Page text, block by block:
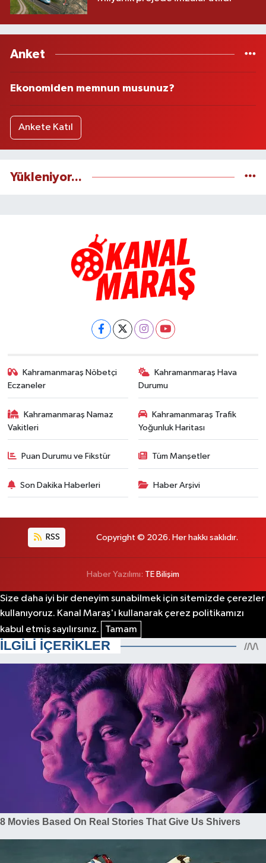
Anket
Ekonomiden memnun musunuz?
Ankete Katıl
Yükleniyor...
Kahramanmaraş Nöbetçi
Eczaneler
Kahramanmaraş Hava
Durumu
Kahramanmaraş Namaz
Vakitleri
Kahramanmaraş Trafik
Yoğunluk Haritası
Puan Durumu ve Fikstür Tüm Manşetler
Son Dakika Haberleri Haber Arşivi
RSS Copyright © 2026. Her hakkı saklıdır.
Haber Yazılımı: TE Bilişim
Size daha iyi bir deneyim sunabilmek için sitemizde çerezler
kullanıyoruz. Kanal Maraş'ı kullanarak çerez politikamızı
kabul etmiş sayılırsınız.
Tamam